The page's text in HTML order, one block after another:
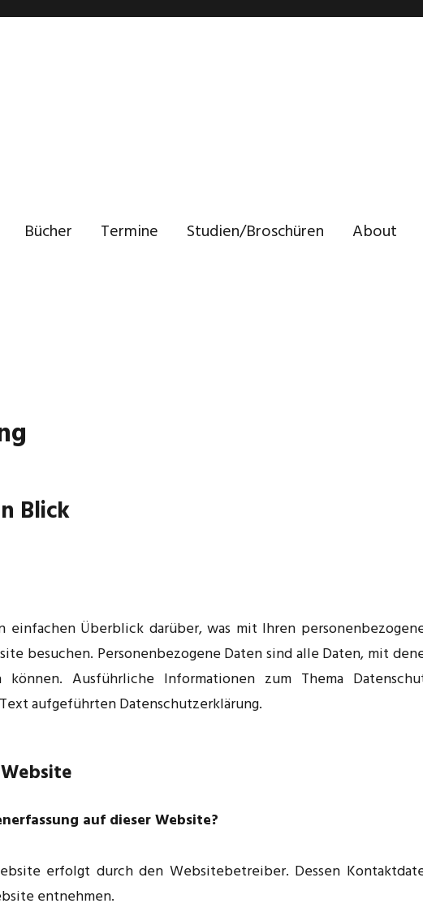
Bücher Termine Studien/Broschüren About
Blick
Überblick darüber, was mit Ihren
besuchen. Personenbezogene Daten sind alle Daten, mit
Ausführliche Informationen zum Thema
aufgeführten Datenschutzerklärung.
auf dieser Website?
erfolgt durch den Websitebetreiber. Dessen
entnehmen.